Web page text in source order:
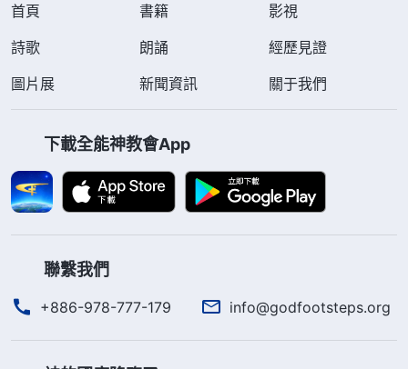
首頁 書籍
影視
詩歌
朗誦
經歷見證
圖片展
新聞資訊 關于我們
下載全能神教會App
聯繫我們
+886-978-777-179 info@godfootsteps.org